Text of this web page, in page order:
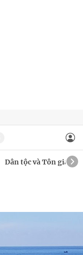
Dân tộc và Tôn giáo